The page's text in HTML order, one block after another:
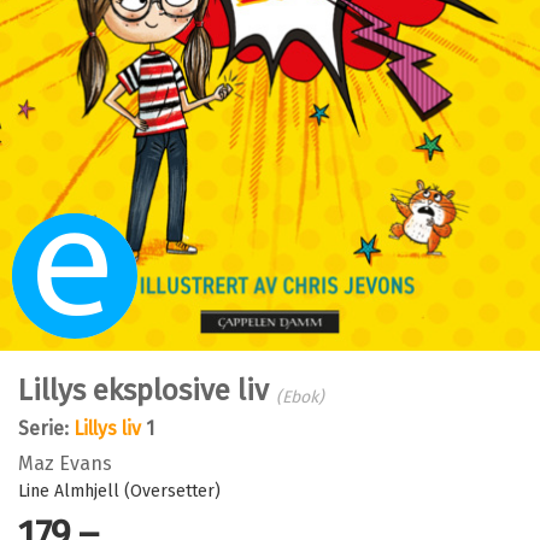
Ebok
Lillys eksplosive liv (Ebok)
Serie: Lillys liv1
Maz Evans
Line Almhjell (Oversetter)